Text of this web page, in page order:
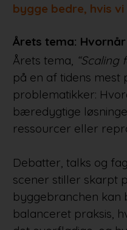
bygge bedre, hvis
Årets tema:
Årets tema, “Scaling
på en af tidens mest
problematikker:
bæredygtige
ressourcer eller
Debatter, talks og
scener stiller skarpt
byggebranchen kan
balanceret praksis,